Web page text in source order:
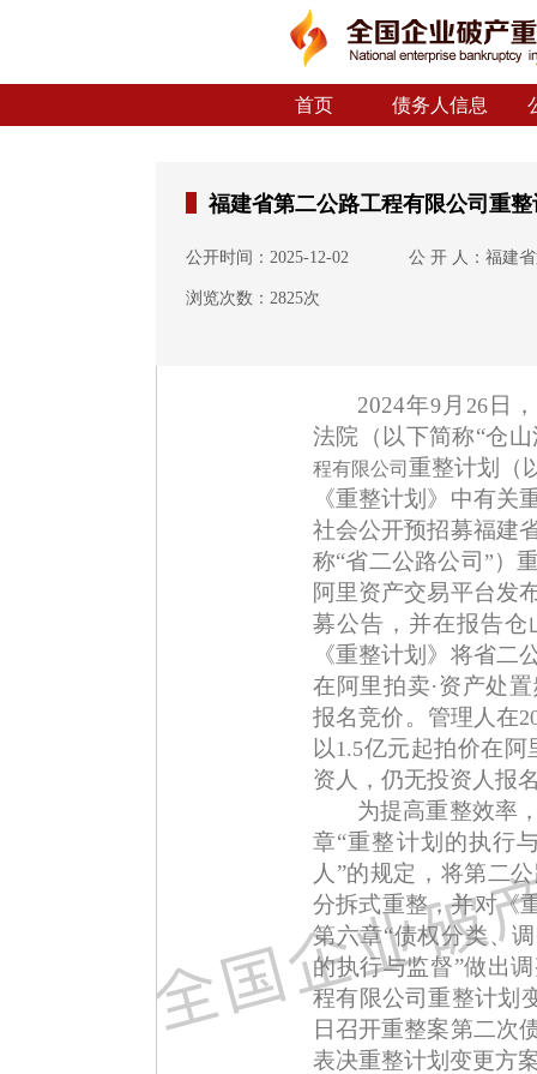
首页 债务人信息
福建省第二公路工程有限公司重
公开时间：2025-12-02 公 开 人：福建
浏览次数：2825次
2024年9 月 26 日
法院（以下简称“仓
程有限公司重整计划（
《重整计划》中有关
社会公开预招募福建
称“省二公路公司 ” ）
阿里资产交易平台发
募公告，并在报告仓
《重整计划》将省二
在阿里拍卖·资产处
报名竞价。 管理人在
以1.5亿元起拍价在阿
资人，仍无投资人报
为提高重整效率
章“重整计划的执行
人”的规定，将第二
分拆式重整，并对《
第六章“债权分类、
的执行与监督”做出
程有限公司重整计划
日召开重整案第二次
表决重整计划变更方